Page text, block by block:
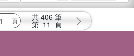
共 406 筆
第 11 頁